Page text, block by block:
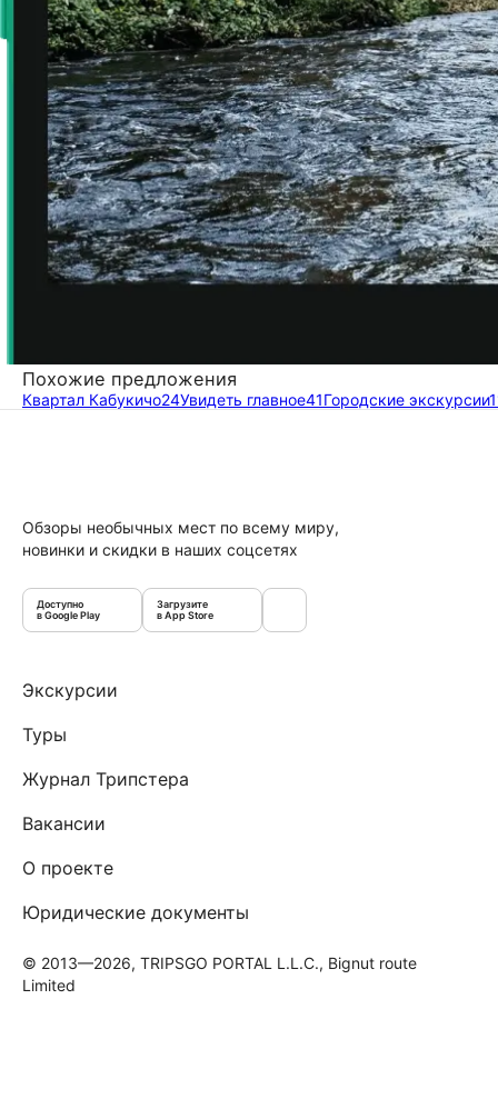
Похожие предложения
Квартал Кабукичо24Увидеть главное41Городские экскурсии
Обзоры необычных мест по всему миру,
новинки и скидки в наших соцсетях
Доступно
в Google Play
Загрузите
в App Store
Экскурсии
Туры
Журнал Трипстера
Вакансии
О проекте
Юридические документы
© 2013—2026, TRIPSGO PORTAL L.L.C., Bignut route
Limited